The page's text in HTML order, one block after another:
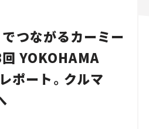
でつながるカーミー
回 YOKOHAMA
ポート。クルマ